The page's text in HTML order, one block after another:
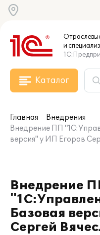
и
Каталог
Главная
Внедрения
Внедрение ПП
версия" у ИП Егоров
Внедрение
Базовая
Сергей